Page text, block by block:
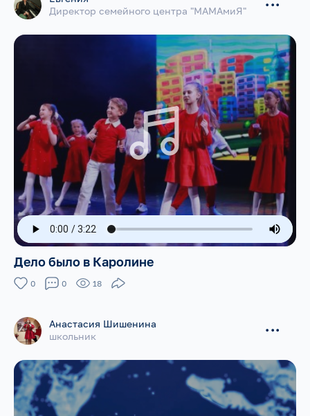
Директор семейного центра "МАМАмиЯ"
Дело было в Каролине
0 0 18
Анастасия Шишенина
школьник
...